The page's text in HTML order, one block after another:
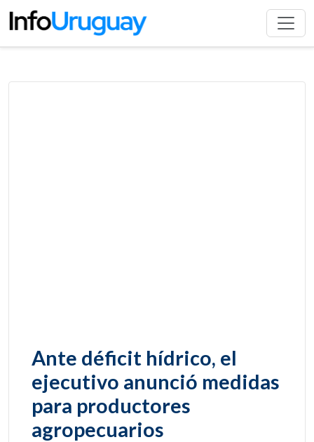
Ante déficit hídrico, el
ejecutivo anunció medidas
para productores
agropecuarios